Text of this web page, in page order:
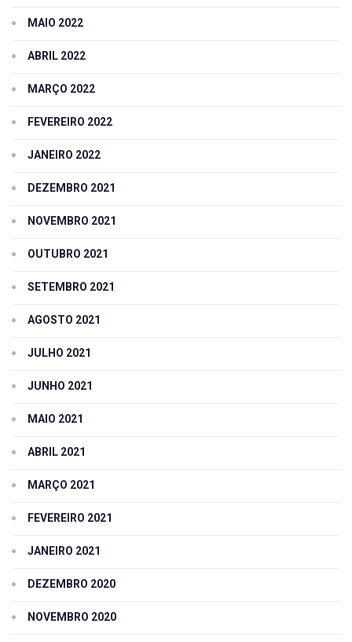
MAIO 2022
ABRIL 2022
MARÇO 2022
FEVEREIRO 2022
JANEIRO 2022
DEZEMBRO 2021
NOVEMBRO 2021
OUTUBRO 2021
SETEMBRO 2021
AGOSTO 2021
JULHO 2021
JUNHO 2021
MAIO 2021
ABRIL 2021
MARÇO 2021
FEVEREIRO 2021
JANEIRO 2021
DEZEMBRO 2020
NOVEMBRO 2020